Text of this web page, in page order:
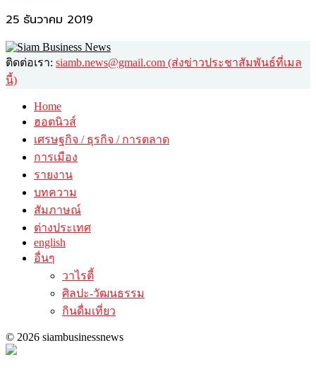
25 ธันวาคม 2019
ติดต่อเรา: siamb.news@gmail.com (ส่งข่าวประชาสัมพันธ์ที่เมล
นี้)
Home
ฮอตนิวส์
เศรษฐกิจ / ธุรกิจ / การตลาด
การเมือง
รายงาน
บทความ
สัมภาษณ์
ต่างประเทศ
english
อื่นๆ
วาไรตี้
ศิลปะ-วัฒนธรรม
กินดื่มเที่ยว
© 2026 siambusinessnews